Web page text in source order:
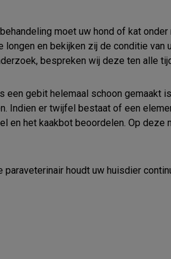
moet uw hond of kat onder
en bekijken zij de conditie van
bespreken wij deze ten alle
een gebit helemaal schoon gemaakt
Indien er twijfel bestaat of een
en het kaakbot beoordelen. Op deze
houdt uw huisdier